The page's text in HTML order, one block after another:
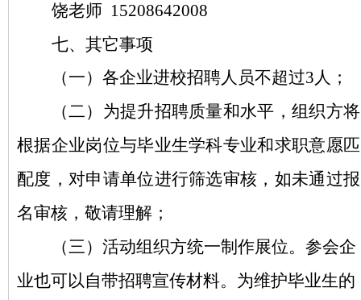
饶老师 15208642008
七、其它事项
（一）各企业进校招聘人员不超过3人；
（二）为提升招聘质量和水平，组织方将
根据企业岗位与毕业生学科专业和求职意愿匹
配度，对申请单位进行筛选审核，如未通过报
名审核，敬请理解；
（三）活动组织方统一制作展位。参会企
业也可以自带招聘宣传材料。为维护毕业生的